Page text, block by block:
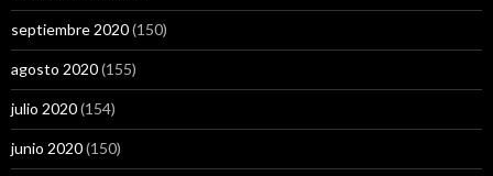
septiembre 2020(150)
agosto 2020(155)
julio 2020(154)
junio 2020(150)